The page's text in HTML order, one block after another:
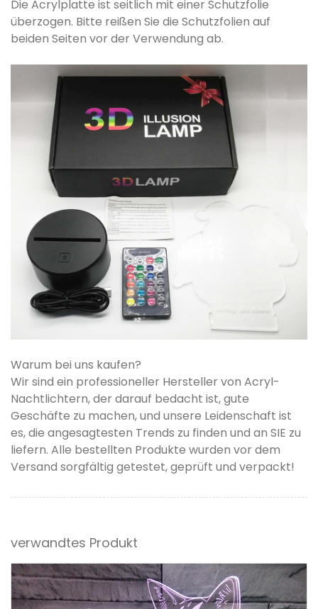
Die Acrylplatte ist seitlich mit einer Schutzfolie
überzogen. Bitte reißen Sie die Schutzfolien auf
beiden Seiten vor der Verwendung ab.
Warum bei uns kaufen?
Wir sind ein professioneller Hersteller von Acryl-
Nachtlichtern, der darauf bedacht ist, gute
Geschäfte zu machen, und unsere Leidenschaft ist
es, die angesagtesten Trends zu finden und an SIE zu
liefern. Alle bestellten Produkte wurden vor dem
Versand sorgfältig getestet, geprüft und verpackt!
verwandtes Produkt